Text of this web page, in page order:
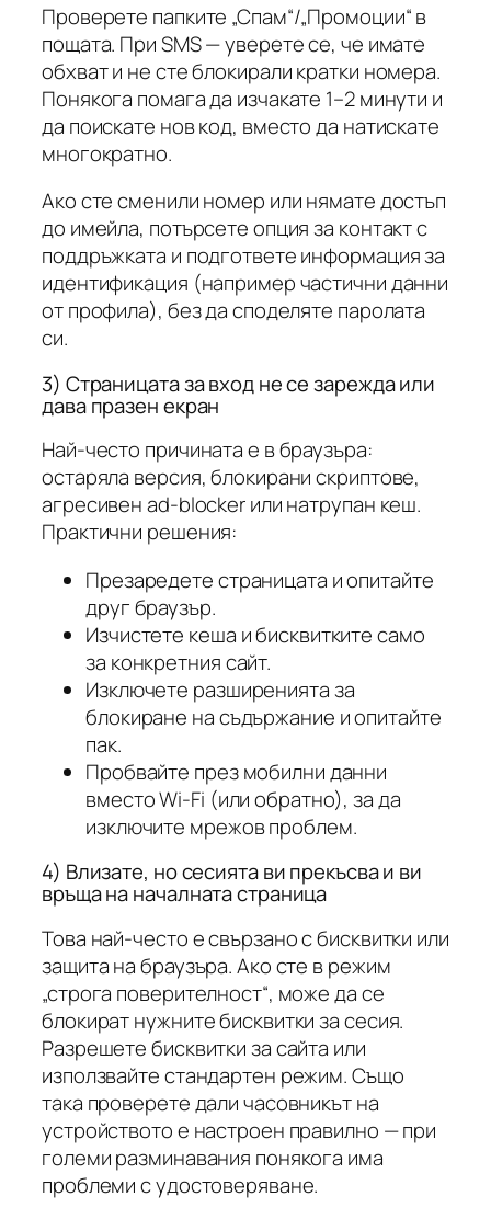
Проверете папките „Спам“/„Промоции“ в
пощата. При SMS — уверете се, че имате
обхват и не сте блокирали кратки номера.
Понякога помага да изчакате 1–2 минути и
да поискате нов код, вместо да натискате
многократно.
Ако сте сменили номер или нямате достъп
до имейла, потърсете опция за контакт с
поддръжката и подгответе информация за
идентификация (например частични данни
от профила), без да споделяте паролата
си.
3) Страницата за вход не се зарежда или
дава празен екран
Най-често причината е в браузъра:
остаряла версия, блокирани скриптове,
агресивен ad-blocker или натрупан кеш.
Практични решения:
Презаредете страницата и опитайте
друг браузър.
Изчистете кеша и бисквитките само
за конкретния сайт.
Изключете разширенията за
блокиране на съдържание и опитайте
пак.
Пробвайте през мобилни данни
вместо Wi‑Fi (или обратно), за да
изключите мрежов проблем.
4) Влизате, но сесията ви прекъсва и ви
връща на началната страница
Това най-често е свързано с бисквитки или
защита на браузъра. Ако сте в режим
„строга поверителност“, може да се
блокират нужните бисквитки за сесия.
Разрешете бисквитки за сайта или
използвайте стандартен режим. Също
така проверете дали часовникът на
устройството е настроен правилно — при
големи разминавания понякога има
проблеми с удостоверяване.